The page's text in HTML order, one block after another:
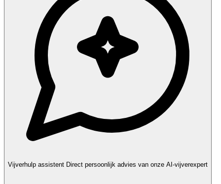
Vijverhulp assistent Direct persoonlijk advies van onze AI-vijverexpert